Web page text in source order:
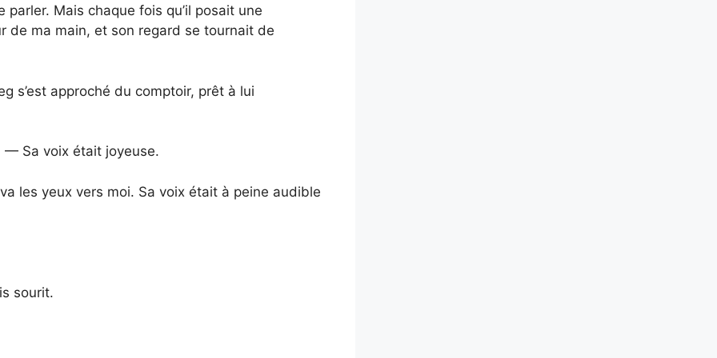
Mais chaque fois qu’il posait une
de ma main, et son regard se tournait de
s’est approché du comptoir, prêt à lui
Sa voix était joyeuse.
les yeux vers moi. Sa voix était à peine audible
sourit.